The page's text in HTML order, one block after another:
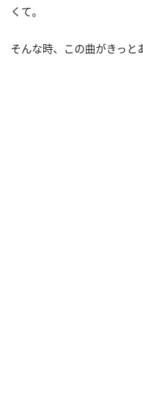
くて。
そんな時、この曲がきっと